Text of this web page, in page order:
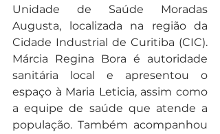
Unidade de Saúde Moradas
Augusta, localizada na região da
Cidade Industrial de Curitiba (CIC).
Márcia Regina Bora é autoridade
sanitária local e apresentou o
espaço à Maria Leticia, assim como
a equipe de saúde que atende a
população. Também acompanhou